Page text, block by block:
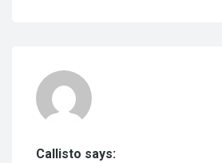
Callisto says: